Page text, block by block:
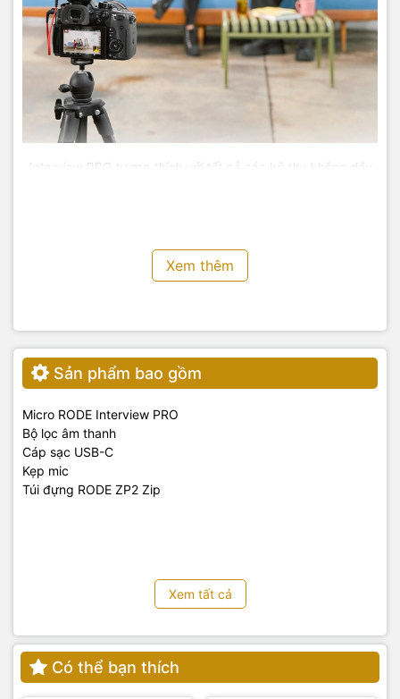
Interview PRO tương thích với tất cả các bộ thu không dây
Thực hiện các cuộc phỏng vấn chuyên
nghiệp, linh hoạt và thuận tiện.
Tạo ra các podcast chất lượng cao với âm
Phát biểu, thuyết trình:Ghi âm các bài phát biểu, thuyết
trình một cách chuyên nghiệp.
Xem thêm
Sản phẩm bao gồm
Micro RODE Interview PRO
Bộ lọc âm thanh
Cáp sạc USB-C
Kẹp mic
Túi đựng RODE ZP2 Zip
Xem tất cả
Có thể bạn thích